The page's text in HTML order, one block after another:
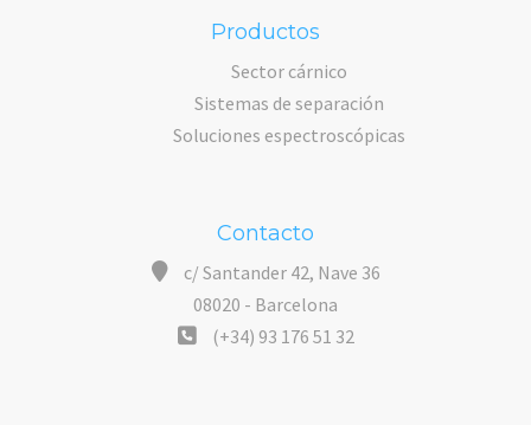
Productos
Sector cárnico
Sistemas de separación
Soluciones espectroscópicas
Contacto
c/ Santander 42, Nave 36
08020 - Barcelona
(+34) 93 176 51 32